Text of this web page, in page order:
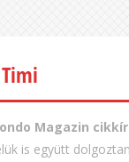
Magazin
is együtt